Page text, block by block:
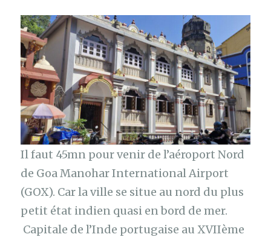
Il faut 45mn pour venir de l’aéroport Nord
de Goa Manohar International Airport
(GOX). Car la ville se situe au nord du plus
petit état indien quasi en bord de mer.
Capitale de l’Inde portugaise au XVIIème